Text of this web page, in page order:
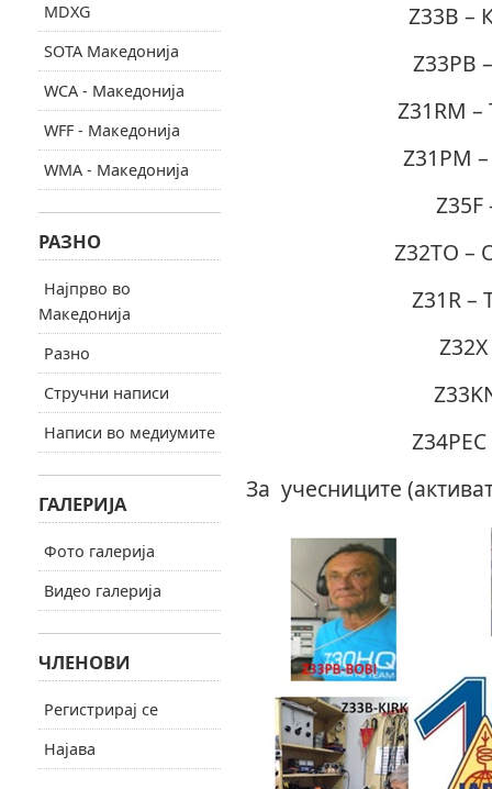
Z33B –
Z33PB
Z31RM
Z31PM
Z35F
Z32TO –
Z31R –
За учесниците
MDXG
SOTA Македонија
WCA - Македонија
WFF - Македонија
WMA - Македонија
РАЗНО
Најпрво во
Македонија
Разно
Стручни написи
Написи во медиумите
ГАЛЕРИЈА
Фото галерија
Видео галерија
ЧЛЕНОВИ
Регистрирај се
Најава